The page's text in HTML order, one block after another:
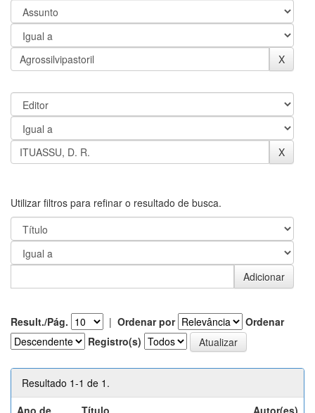
Utilizar filtros para refinar o resultado de busca.
Result./Pág. | Ordenar por
Ordenar
Registro(s)
Resultado 1-1 de 1.
Ano de
Título Autor(es)